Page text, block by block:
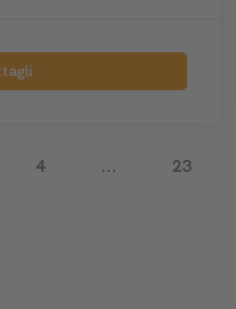
4 ... 23